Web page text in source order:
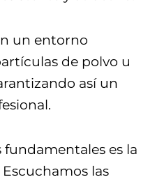
un entorno
de polvo u
así un
fundamentales es la
las